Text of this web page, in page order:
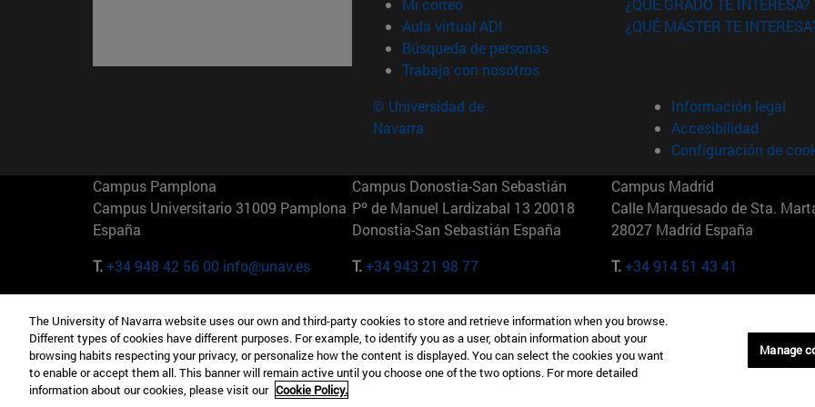
Mi correo
Aula virtual ADI (abre en nueva ventana)
Búsqueda de personas(abre en nueva ventana)
Trabaja con nosotros(abre en nueva ventana)
¿QUÉ GRADO TE INTERESA?
¿QUÉ MÁSTER TE
© Universidad de
Navarra
Información legal
Accesibilidad
Configuración de
Campus Pamplona
Campus Universitario 31009 Pamplona
España
T.+34 948 42 56 00 info@unav.es
Campus Donostia-San Sebastián
Pº de Manuel Lardizabal 13 20018
Donostia-San Sebastián España
T.+34 943 21 98 77
Campus Madrid
Calle Marquesado de Sta.
28027 Madrid España
T.+34 914 51 43 41
Camino del Cerro Águila 3 28023
Madrid España
T.+34 912 11 30 00
165 W 57th St 10019-2201 Nueva York
EE.UU
T.+1 646 346 8850
Maria-Theresia-Straße 15
Múnich Alemania
T.+49 89 24209790
The University of Navarra website uses our own and third-party cookies to store and retrieve information when you browse.
Different types of cookies have different purposes. For example, to identify you as a user, obtain information about your
browsing habits respecting your privacy, or personalize how the content is displayed. You can select the cookies you want
to enable or accept them all. This banner will remain active until you choose one of the two options. For more detailed
information about our cookies, please visit our Cookie Policy.
Manage